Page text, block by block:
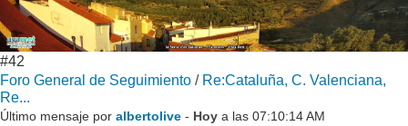
#42
Foro General de Seguimiento / Re:Cataluña, C. Valenciana,
Re...
Último mensaje por albertolive - Hoy a las 07:10:14 AM